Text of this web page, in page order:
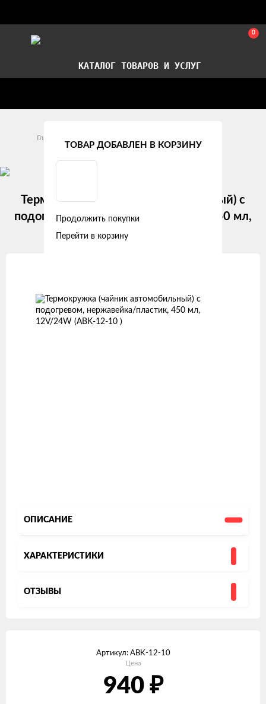
0
КАТАЛОГ ТОВАРОВ И УСЛУГ
Главная
Термокружка (чайник автомобильный) с
подогревом, нержавейка/пластик, 450 мл,
12V/24W (ABK-12-10 )
ОПИСАНИЕ
ХАРАКТЕРИСТИКИ
ОТЗЫВЫ
Артикул: ABK-12-10
Цена
940 ₽
ТОВАР ДОБАВЛЕН В КОРЗИНУ
Продолжить покупки
Перейти в корзину